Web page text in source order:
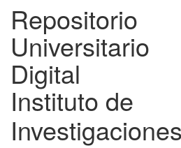
Repositorio
Universitario
Digital
Instituto de